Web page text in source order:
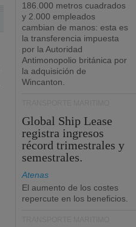
186.000 metros cuadrados
y 2.000 empleados
cambian de manos: esta es
la transferencia impuesta
por la Autoridad
Antimonopolio británica por
la adquisición de
Wincanton.
Global Ship Lease
registra ingresos
récord trimestrales y
semestrales.
Atenas
El aumento de los costes
repercute en los beneficios.